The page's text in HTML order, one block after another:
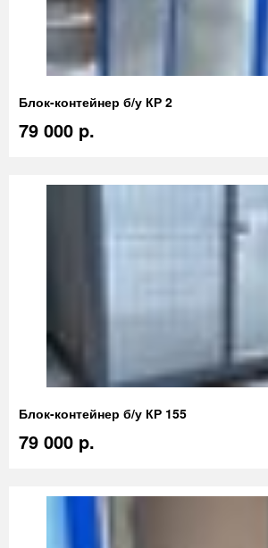
Блок-контейнер б/у КР 2
79 000 p.
Блок-контейнер б/у КР 155
79 000 p.